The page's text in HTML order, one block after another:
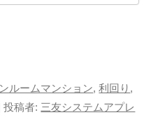
ルームマンション,利回り ,
|投稿者:三友システムアプレ